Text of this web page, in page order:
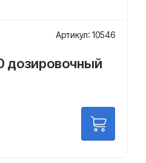
Артикул: 10546
дозировочный